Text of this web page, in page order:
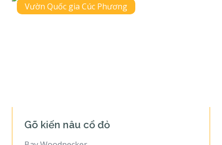
Vườn Quốc gia Cúc Phương
Gõ kiến nâu cổ đỏ